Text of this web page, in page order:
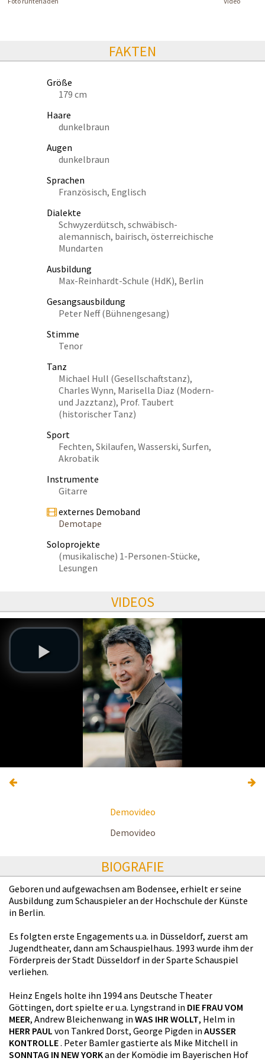
FAKTEN
Größe
179 cm
Haare
dunkelbraun
Augen
dunkelbraun
Sprachen
Französisch, Englisch
Dialekte
Schwyzerdütsch, schwäbisch-
alemannisch, bairisch, österreichische
Mundarten
Ausbildung
Max-Reinhardt-Schule (HdK), Berlin
Gesangsausbildung
Peter Neff (Bühnengesang)
Stimme
Tenor
Tanz
Michael Hull (Gesellschaftstanz),
Charles Wynn, Marisella Diaz (Modern-
und Jazztanz), Prof. Taubert
(historischer Tanz)
Sport
Fechten, Skilaufen, Wasserski, Surfen,
Akrobatik
Instrumente
Gitarre
externes Demoband
Demotape
Soloprojekte
(musikalische) 1-Personen-Stücke,
Lesungen
VIDEOS
Demovideo
Demovideo
BIOGRAFIE
Geboren und aufgewachsen am Bodensee, erhielt er seine
Ausbildung zum Schauspieler an der Hochschule der Künste
in Berlin.
Es folgten erste Engagements u.a. in Düsseldorf, zuerst am
Jugendtheater, dann am Schauspielhaus. 1993 wurde ihm der
Förderpreis der Stadt Düsseldorf in der Sparte Schauspiel
verliehen.
Heinz Engels holte ihn 1994 ans Deutsche Theater
Göttingen, dort spielte er u.a. Lyngstrand in DIE FRAU VOM
MEER, Andrew Bleichenwang in WAS IHR WOLLT, Helm in
HERR PAUL von Tankred Dorst, George Pigden in AUSSER
KONTROLLE. Peter Bamler gastierte als Mike Mitchell in
SONNTAG IN NEW YORKan der Komödie im Bayerischen Hof